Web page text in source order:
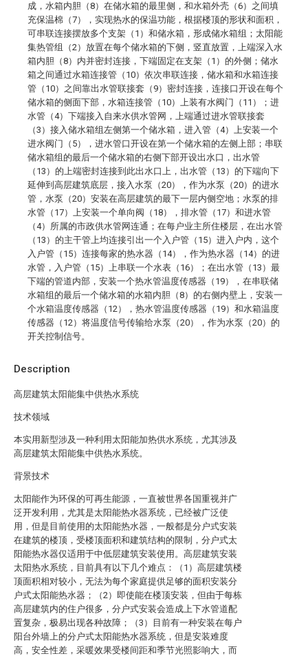
Description
高层建筑太阳能集中供热水系统
技术领域
本实用新型涉及一种利用太阳能加热供水系统，尤其涉及
高层建筑太阳能集中供热水系统。
背景技术
太阳能作为环保的可再生能源，一直被世界各国重视并广
泛开发利用，尤其是太阳能热水器系统，已经被广泛使
用，但是目前使用的太阳能热水器，一般都是分户式安装
在建筑的楼顶，受楼顶面积和建筑结构的限制，分户式太
阳能热水器仅适用于中低层建筑安装使用。高层建筑安装
太阳热水系统，目前具有以下几个难点：（1）高层建筑楼
顶面积相对较小，无法为每个家庭提供足够的面积安装分
户式太阳能热水器；（2）即使能在楼顶安装，但由于每栋
高层建筑内的住户很多，分户式安装会造成上下水管道配
置复杂，极易出现各种故障；（3）目前有一种安装在每户
阳台外墙上的分户式太阳能热水器系统，但是安装难度
高，安全性差，采暖效果受楼间距和季节光照影响大，而
成，水箱内胆（8）在储水箱的最里侧，和水箱外壳（6）之间填
充保温棉（7），实现热水的保温功能，根据楼顶的形状和面积，
可串联连接摆放多个支架（1）和储水箱，形成储水箱组；太阳能
集热管组（2）放置在每个储水箱的下侧，竖直放置，上端深入水
箱内胆（8）内并密封连接，下端固定在支架（1）的外侧；储水
箱之间通过水箱连接管（10）依次串联连接，储水箱和水箱连接
管（10）之间靠出水管联接套（9）密封连接，连接口开设在每个
储水箱的侧面下部，水箱连接管（10）上装有水阀门（11）；进
水管（4）下端接入自来水供水管网，上端通过进水管联接套
（3）接入储水箱组左侧第一个储水箱，进入管（4）上安装一个
进水阀门（5），进水管口开设在第一个储水箱的左侧上部；串联
储水箱组的最后一个储水箱的右侧下部开设出水口，出水管
（13）的上端密封连接到此出水口上，出水管（13）的下端向下
延伸到高层建筑底层，接入水泵（20），作为水泵（20）的进水
管，水泵（20）安装在高层建筑的最下一层内侧空地；水泵的排
水管（17）上安装一个单向阀（18），排水管（17）和进水管
（4）所属的市政供水管网连通；在每户业主所住楼层，在出水管
（13）的主干管上均连接引出一个入户管（15）进入户内，这个
入户管（15）连接每家的热水器（14），作为热水器（14）的进
水管，入户管（15）上串联一个水表（16）；在出水管（13）最
下端的管道内部，安装一个热水管温度传感器（19），在串联储
水箱组的最后一个储水箱的水箱内胆（8）的右侧内壁上，安装一
个水箱温度传感器（12），热水管温度传感器（19）和水箱温度
传感器（12）将温度信号传输给水泵（20），作为水泵（20）的
开关控制信号。